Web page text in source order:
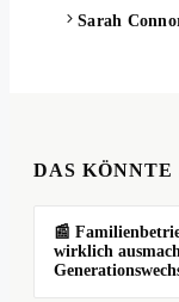
Sarah
DAS KÖNNTE
📰
wirklich